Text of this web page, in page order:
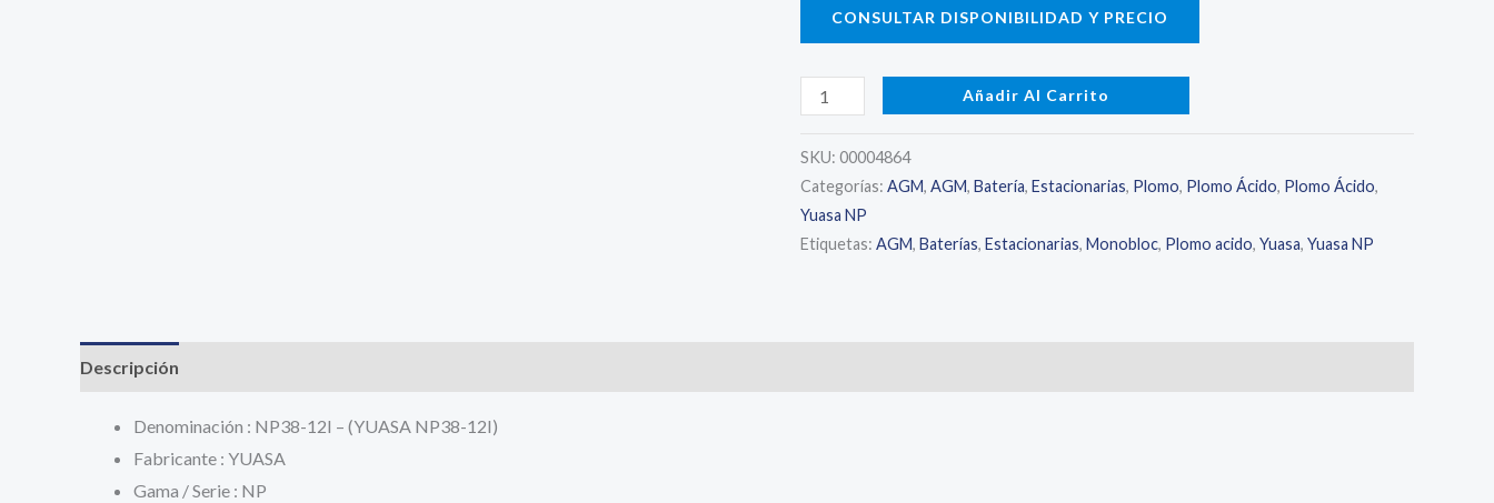
CONSULTAR DISPONIBILIDAD Y PRECIO
YUASA
12I
-
Batería
AGM
Añadir Al Carrito
SKU: 00004864
Categorías: AGM, AGM, Batería, Estacionarias, Plomo, Plomo Ácido, Plomo Ácido,
Yuasa NP
Etiquetas: AGM, Baterías, Estacionarias, Monobloc, Plomo acido, Yuasa, Yuasa NP
Descripción
Denominación : NP38-12I – (YUASA NP38-12I)
Fabricante : YUASA
Gama / Serie : NP